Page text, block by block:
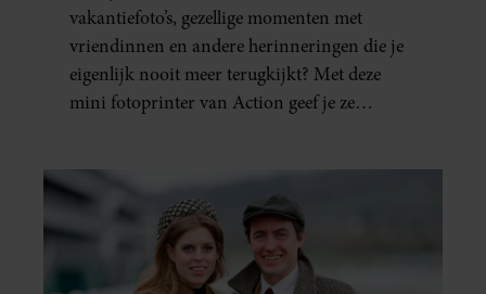
ÉÉN MINUUT IN HANDEN
vakantiefoto’s, gezellige momenten met
vriendinnen en andere herinneringen die je
eigenlijk nooit meer terugkijkt? Met deze
mini fotoprinter van Action geef je ze
al in handen.